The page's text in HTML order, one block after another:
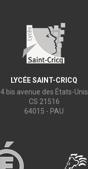
LYCÉE SAINT-CRICQ
4 bis avenue des États-Unis
CS 21516
64015 - PAU